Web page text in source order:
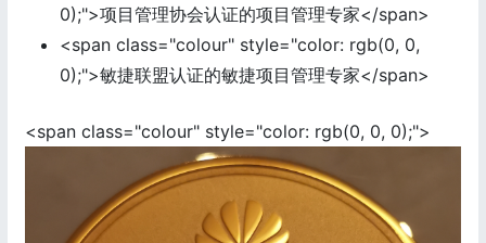
0);">项目管理协会认证的项目管理专家</span>
<span class="colour" style="color: rgb(0, 0,
0);">敏捷联盟认证的敏捷项目管理专家</span>
<span class="colour" style="color: rgb(0, 0, 0);">